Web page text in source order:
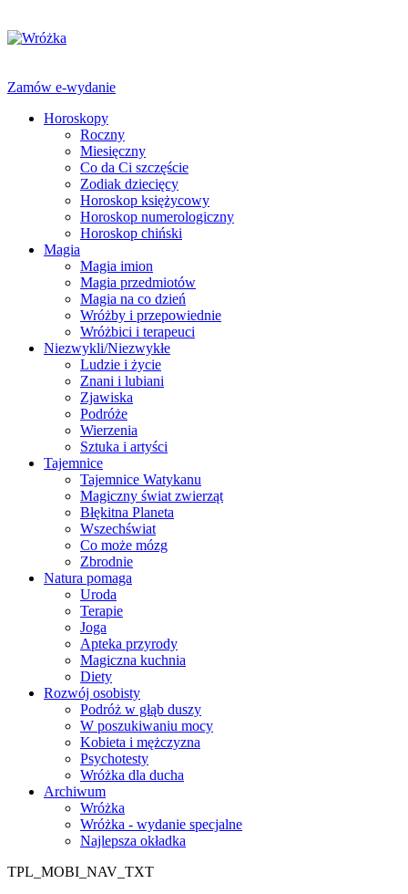
Zamów e-wydanie
Horoskopy
Roczny
Miesięczny
Co da Ci szczęście
Zodiak dziecięcy
Horoskop księżycowy
Horoskop numerologiczny
Horoskop chiński
Magia
Magia imion
Magia przedmiotów
Magia na co dzień
Wróżby i przepowiednie
Wróżbici i terapeuci
Niezwykli/Niezwykłe
Ludzie i życie
Znani i lubiani
Zjawiska
Podróże
Wierzenia
Sztuka i artyści
Tajemnice
Tajemnice Watykanu
Magiczny świat zwierząt
Błękitna Planeta
Wszechświat
Co może mózg
Zbrodnie
Natura pomaga
Uroda
Terapie
Joga
Apteka przyrody
Magiczna kuchnia
Diety
Rozwój osobisty
Podróż w głąb duszy
W poszukiwaniu mocy
Kobieta i mężczyzna
Psychotesty
Wróżka dla ducha
Archiwum
Wróżka
Wróżka - wydanie specjalne
Najlepsza okładka
TPL_MOBI_NAV_TXT